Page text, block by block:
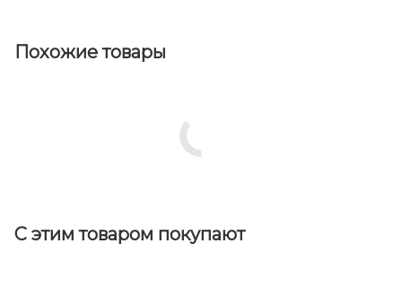
Похожие товары
С этим товаром покупают